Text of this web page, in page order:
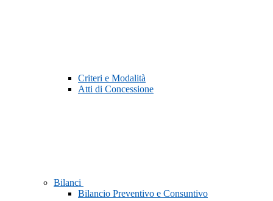
Criteri e Modalità
Atti di Concessione
Bilanci
Bilancio Preventivo e Consuntivo